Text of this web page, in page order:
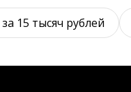
15 тысяч рублей